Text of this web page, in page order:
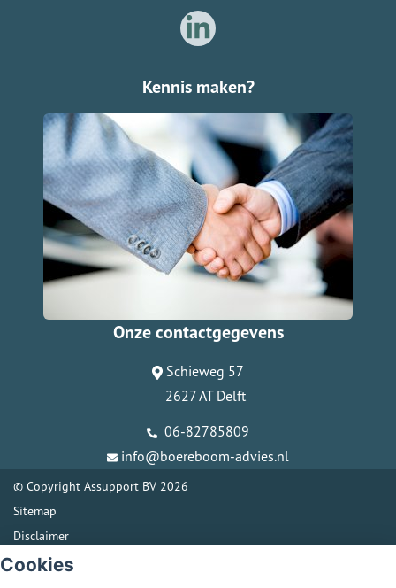
Cookies
Kennis maken?
Onze contactgegevens
Schieweg 57
2627 AT Delft
06-82785809
info@boereboom-advies.nl
© Copyright Assupport BV 2026
Sitemap
Disclaimer